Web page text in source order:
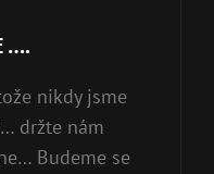
….
nikdy jsme
držte nám
Budeme se